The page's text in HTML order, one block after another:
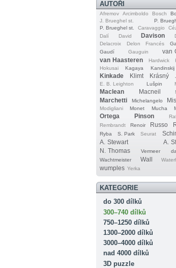
AUTOŘI
Afremov Arcimboldo Bosch
J. Brueghel st.
P.
P. Brueghel st.
Caravaggio
Dalí
David Davison
Delacroix
Delon Francés
Gaudí
Gauguin
van
van Haasteren
Hardwick
Hokusai
Kagaya Kandinskij
Kinkade Klimt Krásný
E. B. Leighton
Lušpin
Maclean Macneil
Marchetti Michelangelo
Modigliani Monet Mucha
Ortega Pinson
Rembrandt
Renoir Russo
Ryba S. Park Seurat
A. Stewart
A.
N. Thomas
Vermeer
Wachtmeister
Wall
wumples Yerka
KATEGORIE
do 300 dílků
300–740 dílků
750–1250 dílků
1300–2000 dílků
3000–4000 dílků
nad 4000 dílků
3D puzzle